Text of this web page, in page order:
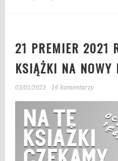
21 PREMIER 2021
KSIĄŻKI NA NOWY
03/01/2021 16 komentarzy